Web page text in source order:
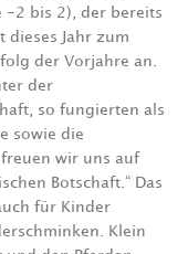
-2 bis 2), der bereits
dieses Jahr zum
der Vorjahre an.
der
so fungierten als
sowie die
freuen wir uns auf
Botschaft.“ Das
für Kinder
Klein